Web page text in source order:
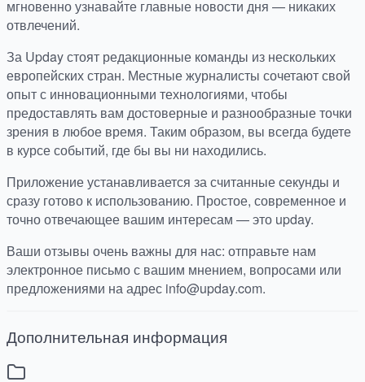
мгновенно узнавайте главные новости дня — никаких
отвлечений.
За Upday стоят редакционные команды из нескольких
европейских стран. Местные журналисты сочетают свой
опыт с инновационными технологиями, чтобы
предоставлять вам достоверные и разнообразные точки
зрения в любое время. Таким образом, вы всегда будете
в курсе событий, где бы вы ни находились.
Приложение устанавливается за считанные секунды и
сразу готово к использованию. Простое, современное и
точно отвечающее вашим интересам — это upday.
Ваши отзывы очень важны для нас: отправьте нам
электронное письмо с вашим мнением, вопросами или
предложениями на адрес info@upday.com.
Дополнительная информация